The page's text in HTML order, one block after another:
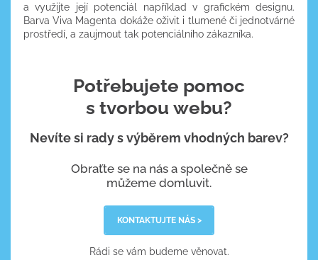
a využijte její potenciál například v grafickém designu.
Barva Viva Magenta dokáže oživit i tlumené či jednotvárné
prostředí, a zaujmout tak potenciálního zákazníka.
Potřebujete pomoc
s tvorbou webu?
Nevíte si rady s výběrem vhodných barev?
Obraťte se na nás a společně se
můžeme domluvit.
KONTAKTUJTE NÁS >
Rádi se vám budeme věnovat.